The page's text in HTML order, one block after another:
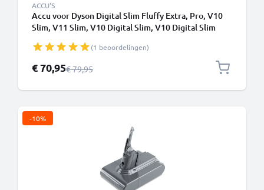
ACCU'S
Accu voor Dyson Digital Slim Fluffy Extra, Pro, V10
Slim, V11 Slim, V10 Digital Slim, V10 Digital Slim
Klikbatterij
(1 beoordelingen)
Speciale prijs
€ 70,95Normale prijs
€ 79,95
-10%